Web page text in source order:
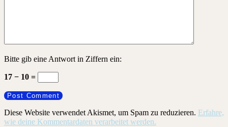
Bitte gib eine Antwort in Ziffern ein:
17 − 10 =
Diese Website verwendet Akismet, um Spam zu reduzieren. Erfahre,
wie deine Kommentardaten verarbeitet werden.